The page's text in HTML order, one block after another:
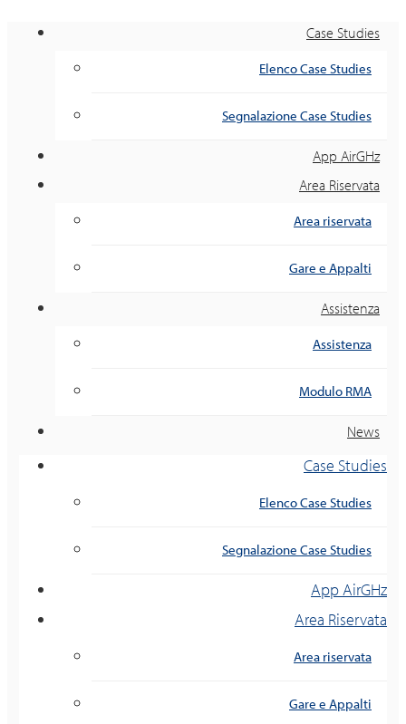
Case Studies
Elenco Case Studies
Segnalazione Case Studies
App AirGHz
Area Riservata
Area riservata
Gare e Appalti
Assistenza
Assistenza
Modulo RMA
News
Case Studies
Elenco Case Studies
Segnalazione Case Studies
App AirGHz
Area Riservata
Area riservata
Gare e Appalti